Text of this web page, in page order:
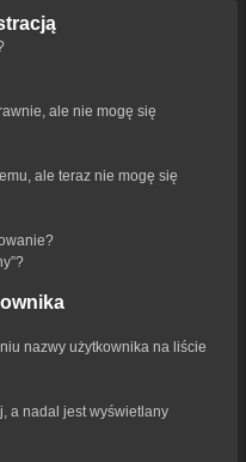
ale nie mogę się
ale teraz nie mogę się
nazwy użytkownika na liście
a nadal jest wyświetlany